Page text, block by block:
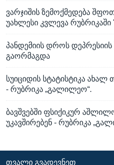
ვარჯიშის ზემოქმედება
უახლესი კვლევა
პანდემიის დროს
გაორმაგდა
სუიციდის სტატისტიკა ახალ
- რუბრიკა „გალილეო“.
ბავშვებში ფსიქიკურ
უკავშირებენ - რუბრიკა
ᲗᲕᲐᲚᲘ ᲒᲕᲐᲓᲔᲕᲜᲔᲗ